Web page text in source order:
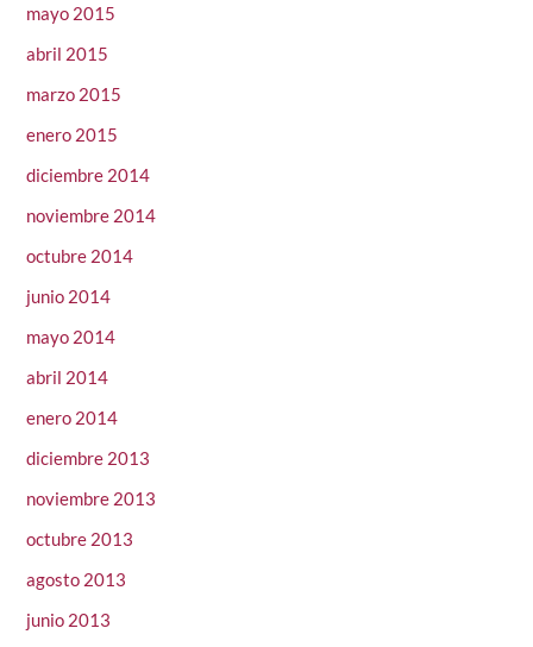
mayo 2015
abril 2015
marzo 2015
enero 2015
diciembre 2014
noviembre 2014
octubre 2014
junio 2014
mayo 2014
abril 2014
enero 2014
diciembre 2013
noviembre 2013
octubre 2013
agosto 2013
junio 2013